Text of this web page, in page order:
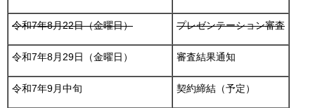
令和7年8月22日（金曜日） プレゼンテーション審査
令和7年8月29日（金曜日） 審査結果通知
令和7年9月中旬 契約締結（予定）